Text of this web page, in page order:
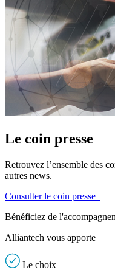
Le coin presse
Retrouvez l’ensemble des
autres news.
Consulter le coin presse
Bénéficiez de
Alliantech vous apporte
Le choix